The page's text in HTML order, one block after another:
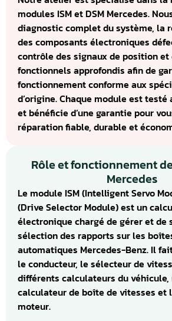
modules ISM et DSM Mercedes.
diagnostic complet du système, la
des composants électroniques
contrôle des signaux de position et
fonctionnels approfondis afin de
fonctionnement conforme aux
d’origine. Chaque module est
et bénéficie d’une garantie pour
réparation fiable, durable et
Rôle et fonctionnement de
Mercedes
Le module ISM (Intelligent Servo
(Drive Selector Module) est un
électronique chargé de gérer et de
sélection des rapports sur les
automatiques Mercedes-Benz. Il
le conducteur, le sélecteur de
différents calculateurs du
calculateur de boîte de vitesses et
moteur.